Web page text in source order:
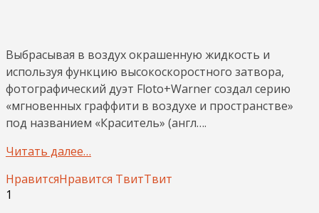
Выбрасывая в воздух окрашенную жидкость и
используя функцию высокоскоростного затвора,
фотографический дуэт Floto+Warner создал серию
«мгновенных граффити в воздухе и пространстве»
под названием «Краситель» (англ….
Читать далее…
НравитсяНравится ТвитТвит
1